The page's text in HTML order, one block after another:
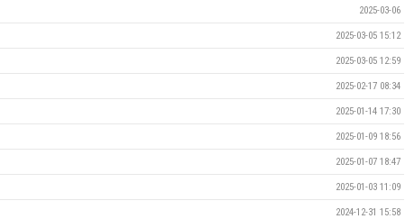
2025-03-06
2025-03-05 15:12
2025-03-05 12:59
2025-02-17 08:34
2025-01-14 17:30
2025-01-09 18:56
2025-01-07 18:47
2025-01-03 11:09
2024-12-31 15:58